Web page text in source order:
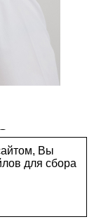
хирург
хирург со